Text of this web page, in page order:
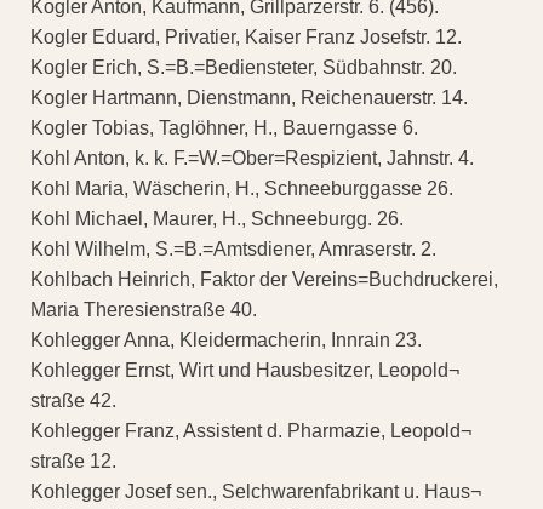
Kogler Anton, Kaufmann, Grillparzerstr. 6. (456).
Kogler Eduard, Privatier, Kaiser Franz Josefstr. 12.
Kogler Erich, S.=B.=Bediensteter, Südbahnstr. 20.
Kogler Hartmann, Dienstmann, Reichenauerstr. 14.
Kogler Tobias, Taglöhner, H., Bauerngasse 6.
Kohl Anton, k. k. F.=W.=Ober=Respizient, Jahnstr. 4.
Kohl Maria, Wäscherin, H., Schneeburggasse 26.
Kohl Michael, Maurer, H., Schneeburgg. 26.
Kohl Wilhelm, S.=B.=Amtsdiener, Amraserstr. 2.
Kohlbach Heinrich, Faktor der Vereins=Buchdruckerei,
Maria Theresienstraße 40.
Kohlegger Anna, Kleidermacherin, Innrain 23.
Kohlegger Ernst, Wirt und Hausbesitzer, Leopold¬
straße 42.
Kohlegger Franz, Assistent d. Pharmazie, Leopold¬
straße 12.
Kohlegger Josef sen., Selchwarenfabrikant u. Haus¬